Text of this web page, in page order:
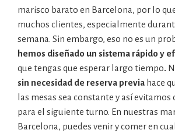
marisco barato en Barcelona, por lo
muchos clientes, especialmente
semana. Sin embargo, eso no es un
hemos diseñado un sistema rápido y
que tengas que esperar largo tiempo.
sin necesidad de reserva previa hace
las mesas sea constante y así evitamos
para el siguiente turno. En nuestras
Barcelona, puedes venir y comer en